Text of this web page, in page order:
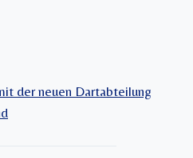
der neuen Dartabteilung